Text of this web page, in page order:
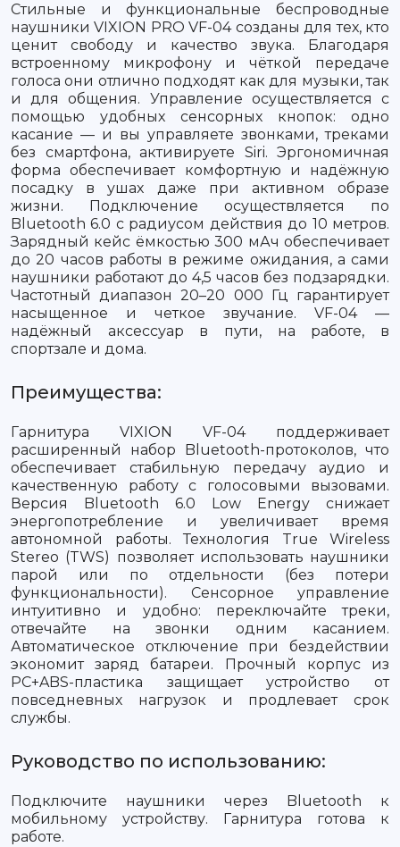
Стильные и функциональные беспроводные
наушники VIXION PRO VF-04 созданы для тех, кто
ценит свободу и качество звука. Благодаря
встроенному микрофону и чёткой передаче
голоса они отлично подходят как для музыки, так
и для общения. Управление осуществляется с
помощью удобных сенсорных кнопок: одно
касание — и вы управляете звонками, треками
без смартфона, активируете Siri. Эргономичная
форма обеспечивает комфортную и надёжную
посадку в ушах даже при активном образе
жизни. Подключение осуществляется по
Bluetooth 6.0 с радиусом действия до 10 метров.
Зарядный кейс ёмкостью 300 мАч обеспечивает
до 20 часов работы в режиме ожидания, а сами
наушники работают до 4,5 часов без подзарядки.
Частотный диапазон 20–20 000 Гц гарантирует
насыщенное и четкое звучание. VF-04 —
надёжный аксессуар в пути, на работе, в
спортзале и дома.
Преимущества:
Гарнитура VIXION VF-04 поддерживает
расширенный набор Bluetooth-протоколов, что
обеспечивает стабильную передачу аудио и
качественную работу с голосовыми вызовами.
Версия Bluetooth 6.0 Low Energy снижает
энергопотребление и увеличивает время
автономной работы. Технология True Wireless
Stereo (TWS) позволяет использовать наушники
парой или по отдельности (без потери
функциональности). Сенсорное управление
интуитивно и удобно: переключайте треки,
отвечайте на звонки одним касанием.
Автоматическое отключение при бездействии
экономит заряд батареи. Прочный корпус из
PC+ABS-пластика защищает устройство от
повседневных нагрузок и продлевает срок
службы.
Руководство по использованию:
Подключите наушники через Bluetooth к
мобильному устройству. Гарнитура готова к
работе.